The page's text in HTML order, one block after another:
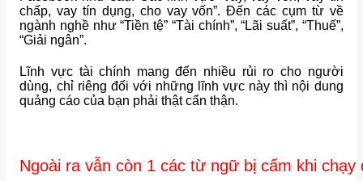
chấp, vay tín dụng, cho vay vốn”. Đến các cụm từ về
ngành nghề như “Tiền tệ” “Tài chính”, “Lãi suất”, “Thuế”,
“Giải ngân”.
Lĩnh vực tài chính mang đến nhiều rủi ro cho người
dùng, chỉ riêng đối với những lĩnh vực này thì nội dung
quảng cáo của bạn phải thật cẩn thận.
Ngoài ra vẫn còn 1 các từ ngữ bị cấm khi chạy